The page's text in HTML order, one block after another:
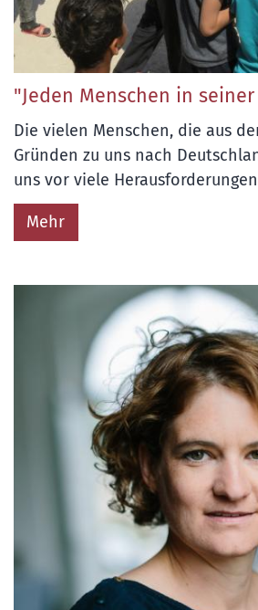
"Jeden Menschen in
Die vielen Menschen, die aus
Gründen zu uns nach
uns vor viele
Mehr